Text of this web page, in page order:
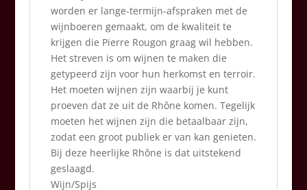
worden er lange-termijn-afspraken met de
wijnboeren gemaakt, om de kwaliteit te
krijgen die Pierre Rougon graag wil hebben.
Het streven is om wijnen te maken die
getypeerd zijn voor hun herkomst en terroir.
Het moeten wijnen zijn waarbij je kunt
proeven dat ze uit de Rhône komen. Tegelijk
moeten het wijnen zijn die betaalbaar zijn,
zodat een groot publiek er van kan genieten.
Bij deze heerlijke Rhône is dat uitstekend
geslaagd.
Wijn/Spijs